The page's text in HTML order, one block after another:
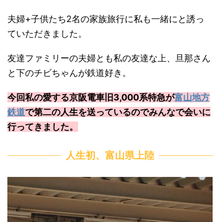
夫婦+子供たち2名の家族旅行に私も一緒にと誘っ
ていただきました。
友達ファミリーの夫婦とも私の友達な上、旦那さん
と下のチビちゃんが鉄道好き。
今回私の愛する京阪電車旧3,000系特急が富山地方
鉄道で第二の人生を送っているのでみんなで会いに
行ってきました。
人生初、富山県上陸